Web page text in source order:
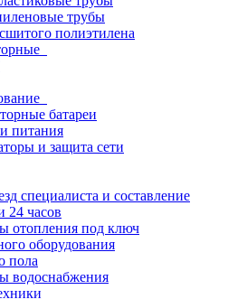
трубы
полиэтилена
батареи
питания
и защита сети
специалиста и составление
24 часов
отопления под ключ
оборудования
пола
водоснабжения